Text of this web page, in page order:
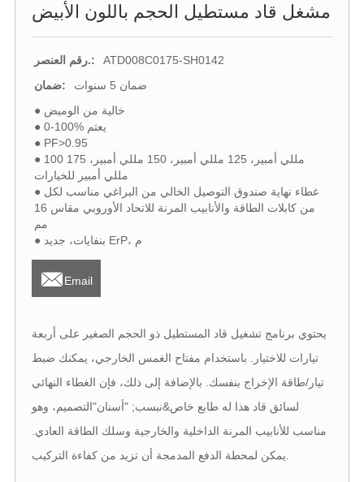
مشغل قاد مستطيل الحجم باللون الأبيض
رقم العنصر.:
ATD008C0175-SH0142
ضمان:
ضمان 5 سنوات
● خالية من الوميض
● 0-100% يعتم
● PF>0.95
● 100 مللي أمبير، 125 مللي أمبير، 150 مللي أمبير، 175
مللي أمبير للخيارات
● غطاء نهاية صندوق التوصيل الخالي من البراغي مناسب لكل
من كابلات الطاقة والأنابيب المرنة للاتحاد الأوروبي مقاس 16
مم
● بنفايات، جديد ErP، م
Email
يحتوي برنامج تشغيل قاد المستطيل ذو الحجم الصغير على أربعة
تيارات للاختيار. باستخدام مفتاح الغمس الخارجي، يمكنك ضبط
تيار/طاقة الإخراج بنفسك. بالإضافة إلى ذلك، فإن الغطاء النهائي
لسائق قاد هذا له طابع خاص&نبسب; "أسنان"التصميم، وهو
مناسب للأنابيب المرنة الداخلية والخارجية وسلك الطاقة العادي.